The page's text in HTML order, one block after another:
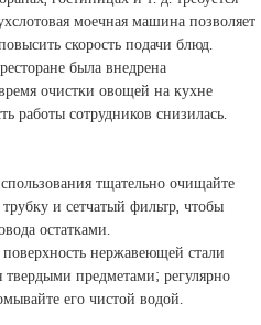
моечная машина позволяет
скорость подачи блюд.
была внедрена
очистки овощей на кухне
работы сотрудников снизилась.
тщательно очищайте
и сетчатый фильтр, чтобы
остатками.
нержавеющей стали
предметами; регулярно
его чистой водой.